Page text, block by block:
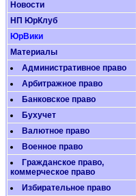
Новости
НП ЮрКлуб
ЮрВики
Материалы
Административное право
Арбитражное право
Банковское право
Бухучет
Валютное право
Военное право
Гражданское право,
коммерческое право
Избирательное право